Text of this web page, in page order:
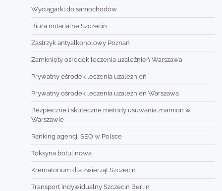
Wyciągarki do samochodów
Biura notarialne Szczecin
Zastrzyk antyalkoholowy Poznań
Zamknięty ośrodek leczenia uzależnień Warszawa
Prywatny ośrodek leczenia uzależnień
Prywatny ośrodek leczenia uzależnień Warszawa
Bezpieczne i skuteczne metody usuwania znamion w
Warszawie
Ranking agencji SEO w Polsce
Toksyna botulinowa
Krematorium dla zwierząt Szczecin
Transport indywidualny Szczecin Berlin